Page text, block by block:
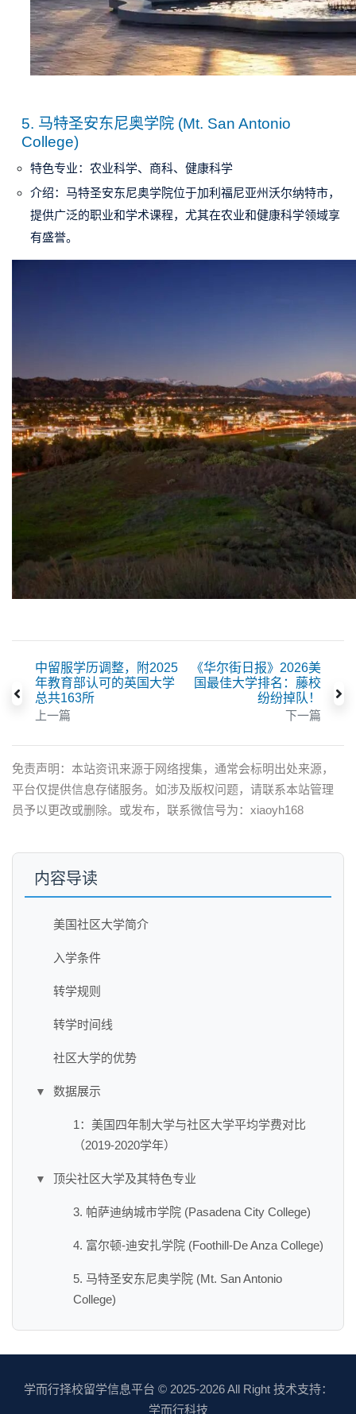
5. 马特圣安东尼奥学院 (Mt. San Antonio
College)
特色专业：农业科学、商科、健康科学
介绍：马特圣安东尼奥学院位于加利福尼亚州沃尔纳特市，
提供广泛的职业和学术课程，尤其在农业和健康科学领域享
有盛誉。
中留服学历调整，附2025
年教育部认可的英国大学
总共163所
上一篇
《华尔街日报》2026美
国最佳大学排名：藤校
纷纷掉队！
下一篇
免责声明：本站资讯来源于网络搜集，通常会标明出处来源，
平台仅提供信息存储服务。如涉及版权问题，请联系本站管理
员予以更改或删除。或发布，联系微信号为：xiaoyh168
内容导读
美国社区大学简介
入学条件
转学规则
转学时间线
社区大学的优势
▼ 数据展示
1：美国四年制大学与社区大学平均学费对比
（2019-2020学年）
▼ 顶尖社区大学及其特色专业
3. 帕萨迪纳城市学院 (Pasadena City College)
4. 富尔顿-迪安扎学院 (Foothill-De Anza College)
5. 马特圣安东尼奥学院 (Mt. San Antonio
College)
学而行择校留学信息平台 © 2025-2026 All Right 技术支持：
学而行科技